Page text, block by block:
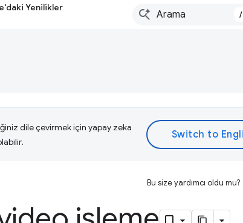
Yenilikler
/
dile çevirmek için yapay zeka
Bu size yardımcı oldu mu?